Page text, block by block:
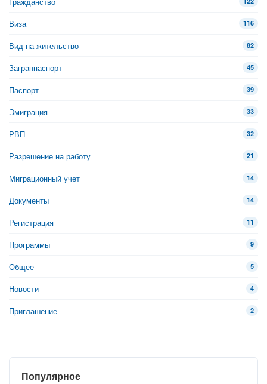
Виза 116
Вид на жительство 82
Загранпаспорт 45
Паспорт 39
Эмиграция 33
РВП 32
Разрешение на работу 21
Миграционный учет 14
Документы 14
Регистрация 11
Программы 9
Общее 5
Новости 4
Приглашение 2
Популярное